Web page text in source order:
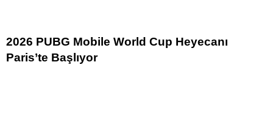
2026 PUBG Mobile World Cup Heyecanı
Paris’te Başlıyor